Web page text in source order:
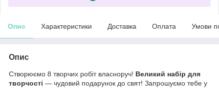
Опис Характеристики Доставка Оплата Умови
Опис
Створюємо 8 творчих робіт власноруч! Великий набір для
творчості — чудовий подарунок до свят! Запрошуємо тебе у